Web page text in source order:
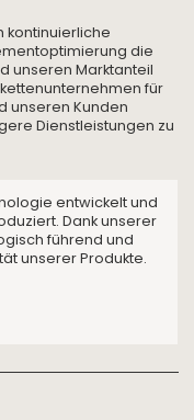
kontinuierliche
die
unseren Marktanteil
für
unseren Kunden
Dienstleistungen zu
entwickelt und
Dank unserer
führend und
unserer Produkte.